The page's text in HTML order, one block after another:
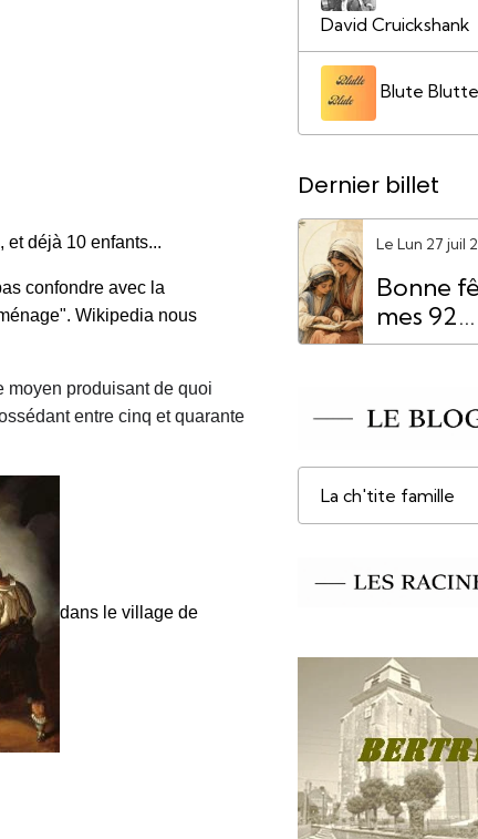
et déjà 10 enfants...
confondre avec la
Wikipedia nous
moyen produisant de quoi
entre cinq et quarante
dans le village de
David Cruickshank
Blute Blutte
Dernier billet
Le Lun 27 juil
Bonne
mes 92
"Mamie
La ch'tite famille